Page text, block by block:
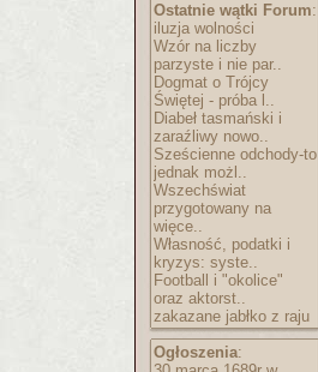
Ostatnie wątki Forum:
iluzja wolności
Wzór na liczby
parzyste i nie par..
Dogmat o Trójcy
Świętej - próba l..
Diabeł tasmański i
zaraźliwy nowo..
Sześcienne odchody-to
jednak możl..
Wszechświat
przygotowany na
więce..
Własność, podatki i
kryzys: syste..
Football i "okolice"
oraz aktorst..
zakazane jabłko z raju
Ogłoszenia: